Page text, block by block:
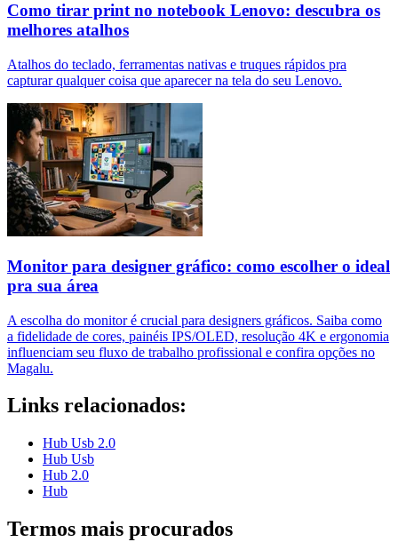
Como tirar print no notebook Lenovo: descubra os
melhores atalhos
Atalhos do teclado, ferramentas nativas e truques rápidos pra
capturar qualquer coisa que aparecer na tela do seu Lenovo.
Monitor para designer gráfico: como escolher o ideal
pra sua área
A escolha do monitor é crucial para designers gráficos. Saiba como
a fidelidade de cores, painéis IPS/OLED, resolução 4K e ergonomia
influenciam seu fluxo de trabalho profissional e confira opções no
Magalu.
Links relacionados:
Hub Usb 2.0
Hub Usb
Hub 2.0
Hub
Termos mais procurados